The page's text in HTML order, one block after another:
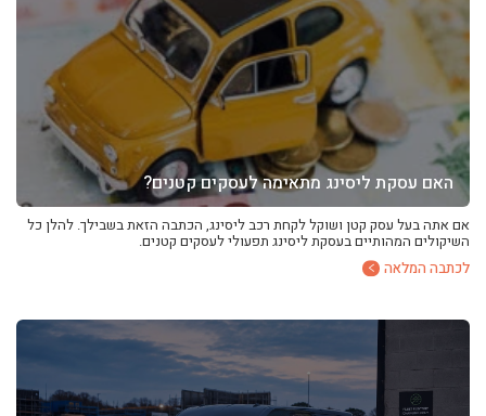
האם עסקת ליסינג מתאימה לעסקים קטנים?
אם אתה בעל עסק קטן ושוקל לקחת רכב ליסינג, הכתבה הזאת בשבילך. להלן כל
השיקולים המהותיים בעסקת ליסינג תפעולי לעסקים קטנים.
לכתבה המלאה